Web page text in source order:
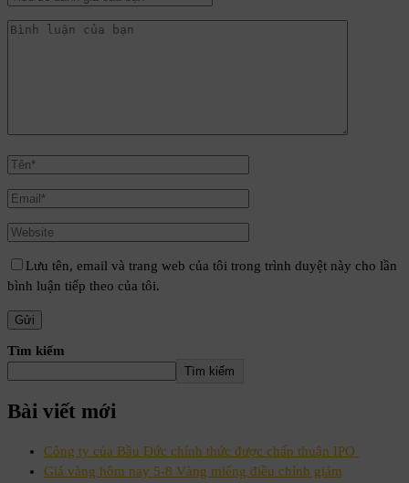
Lưu tên, email và trang web của tôi trong trình duyệt này cho lần
bình luận tiếp theo của tôi.
Tìm kiếm
Tìm kiếm
Bài viết mới
Công ty của Bầu Đức chính thức được chấp thuận IPO
Giá vàng hôm nay 5-8 Vàng miếng điều chỉnh giảm